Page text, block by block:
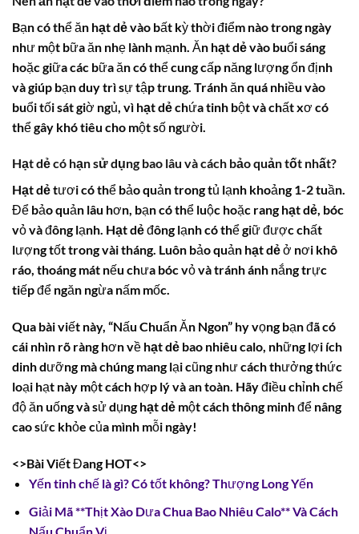
Bạn có thể ăn hạt dẻvào bất kỳ thời điểm nào trong ngày
như một bữa ăn nhẹ lành mạnh. Ăn hạt dẻvào buổi sáng
hoặc giữa các bữa ăn có thể cung cấp năng lượng ổn định
và giúp bạn duy trì sự tập trung. Tránh ăn quá nhiều vào
buổi tối sát giờ ngủ, vì hạt dẻchứa tinh bột và chất xơ có
thể gây khó tiêu cho một số người.
Hạt dẻ có hạn sử dụng bao lâu và cách bảo quản tốt nhất?
Hạt dẻtươi có thể bảo quản trong tủ lạnh khoảng 1-2 tuần.
Để bảo quản lâu hơn, bạn có thể luộc hoặc ranghạt dẻ, bóc
vỏ và đông lạnh. Hạt dẻđông lạnh có thể giữ được chất
lượng tốt trong vài tháng. Luôn bảo quản hạt dẻở nơi khô
ráo, thoáng mát nếu chưa bóc vỏ và tránh ánh nắng trực
tiếp để ngăn ngừa nấm mốc.
Qua bài viết này, “Nấu Chuẩn Ăn Ngon” hy vọng bạn đã có
cái nhìn rõ ràng hơn về hạt dẻ bao nhiêu calo, những lợi ích
dinh dưỡng mà chúng mang lại cũng như cách thưởng thức
loại hạt này một cách hợp lý và an toàn. Hãy điều chỉnh chế
độ ăn uống và sử dụnghạt dẻ một cách thông minh để nâng
cao sức khỏe của mình mỗi ngày!
<>Bài Viết Đang HOT<>
Yến tinh chế là gì? Có tốt không? Thượng Long Yến
Giải Mã **Thịt Xào Dưa Chua Bao Nhiêu Calo** Và Cách
Nấu Chuẩn Vị